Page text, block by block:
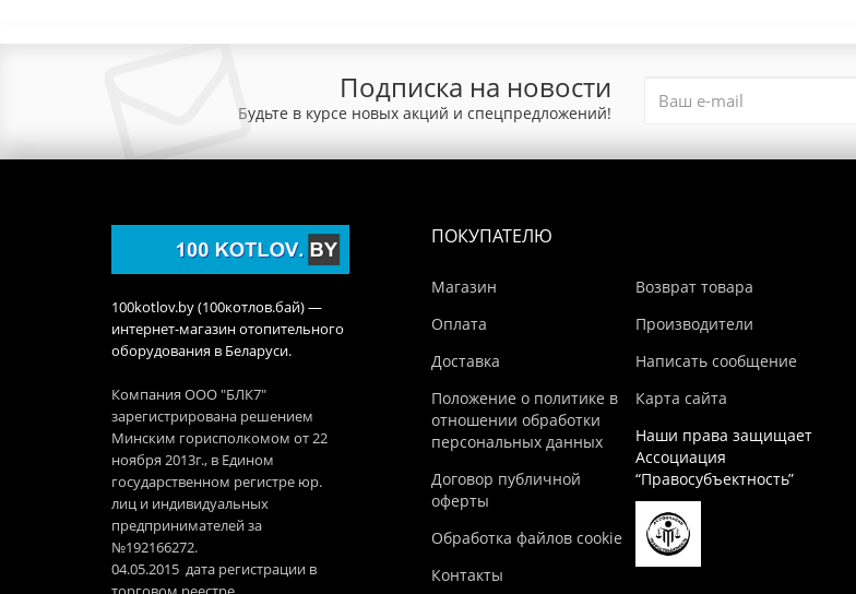
Подписка на новости
Будьте в курсе новых акций и спецпредложений!
100kotlov.by (100котлов.бай) —
интернет-магазин отопительного
оборудования в Беларуси.
Компания ООО "БЛК7"
зарегистрирована решением
Минским горисполкомом от 22
ноября 2013г., в Едином
государственном регистре юр.
лиц и индивидуальных
предпринимателей за
№192166272.
04.05.2015 дата регистрации в
ПОКУПАТЕЛЮ
Магазин
Оплата
Доставка
Положение о политике в
отношении обработки
персональных данных
Договор публичной
оферты
Обработка файлов cookie
Контакты
Возврат товара
Производители
Написать сообщение
Карта сайта
Наши права защищает
Ассоциация
“Правосубъектность”